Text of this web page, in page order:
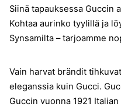
Siinä tapauksessa Guccin
Kohtaa aurinko tyylillä ja
Synsamilta – tarjoamme
Vain harvat brändit
eleganssia kuin Gucci.
Guccin vuonna 1921